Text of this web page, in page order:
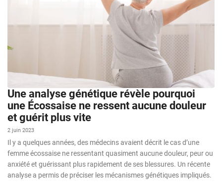
Une analyse génétique révèle pourquoi
une Écossaise ne ressent aucune douleur
et guérit plus vite
2 juin 2023
Il y a quelques années, des médecins avaient décrit le cas d’une
femme écossaise ne ressentant quasiment aucune douleur, peur ou
anxiété et guérissant plus rapidement de ses blessures. Un récente
analyse a permis de préciser les mécanismes génétiques impliqués.